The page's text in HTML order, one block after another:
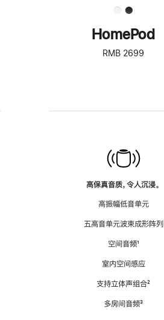
HomePod
RMB 2699
高保真音质，令人沉浸。
高振幅低音单元
五高音单元波束成形阵列
空间音频脚
¹
室内空间感应
支持立体声组合脚
²
多房间音频脚
³